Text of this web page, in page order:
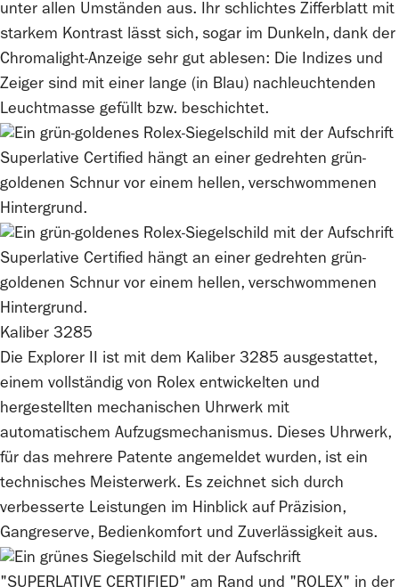
unter allen Umständen aus. Ihr schlichtes Zifferblatt mit
starkem Kontrast lässt sich, sogar im Dunkeln, dank der
Chromalight-Anzeige sehr gut ablesen: Die Indizes und
Zeiger sind mit einer lange (in Blau) nachleuchtenden
Leuchtmasse gefüllt bzw. beschichtet.
Kaliber 3285
Die Explorer II ist mit dem Kaliber 3285 ausgestattet,
einem vollständig von Rolex entwickelten und
hergestellten mechanischen Uhrwerk mit
automatischem Aufzugsmechanismus. Dieses Uhrwerk,
für das mehrere Patente angemeldet wurden, ist ein
technisches Meisterwerk. Es zeichnet sich durch
verbesserte Leistungen im Hinblick auf Präzision,
Gangreserve, Bedienkomfort und Zuverlässigkeit aus.